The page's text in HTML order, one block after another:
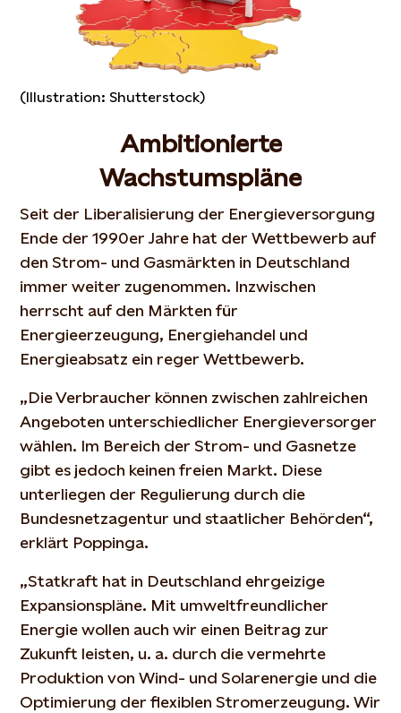
(Illustration: Shutterstock)
Ambitionierte
Wachstumspläne
Seit der Liberalisierung der Energieversorgung
Ende der 1990er Jahre hat der Wettbewerb auf
den Strom- und Gasmärkten in Deutschland
immer weiter zugenommen. Inzwischen
herrscht auf den Märkten für
Energieerzeugung, Energiehandel und
Energieabsatz ein reger Wettbewerb.
„Die Verbraucher können zwischen zahlreichen
Angeboten unterschiedlicher Energieversorger
wählen. Im Bereich der Strom- und Gasnetze
gibt es jedoch keinen freien Markt. Diese
unterliegen der Regulierung durch die
Bundesnetzagentur und staatlicher Behörden“,
erklärt Poppinga.
„Statkraft hat in Deutschland ehrgeizige
Expansionspläne. Mit umweltfreundlicher
Energie wollen auch wir einen Beitrag zur
Zukunft leisten, u. a. durch die vermehrte
Produktion von Wind- und Solarenergie und die
Optimierung der flexiblen Stromerzeugung. Wir